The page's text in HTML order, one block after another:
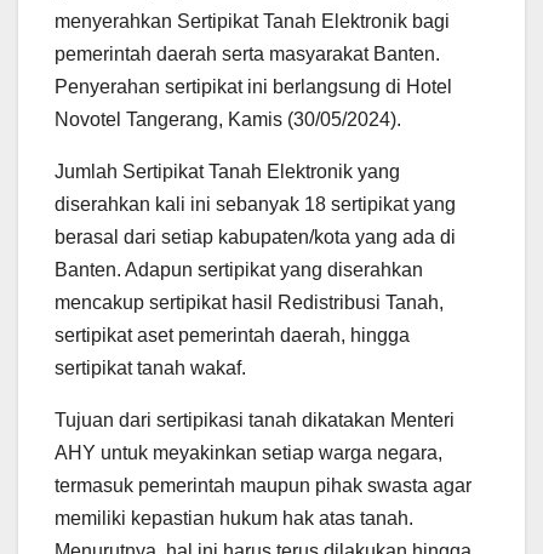
menyerahkan Sertipikat Tanah Elektronik bagi
pemerintah daerah serta masyarakat Banten.
Penyerahan sertipikat ini berlangsung di Hotel
Novotel Tangerang, Kamis (30/05/2024).
Jumlah Sertipikat Tanah Elektronik yang
diserahkan kali ini sebanyak 18 sertipikat yang
berasal dari setiap kabupaten/kota yang ada di
Banten. Adapun sertipikat yang diserahkan
mencakup sertipikat hasil Redistribusi Tanah,
sertipikat aset pemerintah daerah, hingga
sertipikat tanah wakaf.
Tujuan dari sertipikasi tanah dikatakan Menteri
AHY untuk meyakinkan setiap warga negara,
termasuk pemerintah maupun pihak swasta agar
memiliki kepastian hukum hak atas tanah.